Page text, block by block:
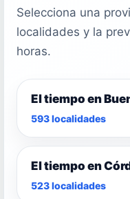
Selecciona una
localidades y la
horas.
El tiempo en
593 localidades
El tiempo en
523 localidades